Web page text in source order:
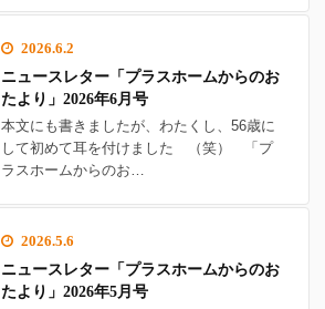
2026.6.2
ニュースレター「プラスホームからのお
たより」2026年6月号
本文にも書きましたが、わたくし、56歳に
して初めて耳を付けました （笑） 「プ
ラスホームからのお…
2026.5.6
ニュースレター「プラスホームからのお
たより」2026年5月号